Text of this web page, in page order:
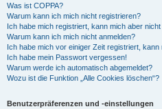
Was ist COPPA?
Warum kann ich mich nicht registrieren?
Ich habe mich registriert, kann mich aber nicht
Warum kann ich mich nicht anmelden?
Ich habe mich vor einiger Zeit registriert,
Ich habe mein Passwort vergessen!
Warum werde ich automatisch abgemeldet?
Wozu ist die Funktion „Alle Cookies löschen“?
Benutzerpräferenzen und -einstellungen